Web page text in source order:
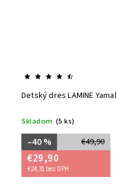
Detský dres LAMINE Yamal
Skladom (5 ks)
€49,90
–40 %
€29,90
€24,31 bez DPH